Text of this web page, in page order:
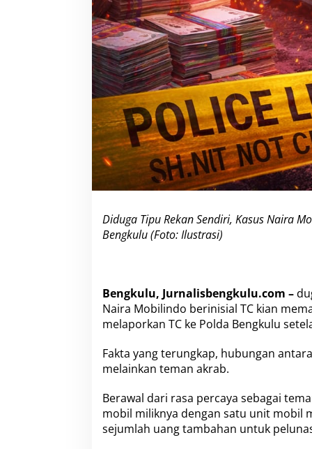
b
a
n
B
a
r
u
L
a
p
o
r
k
e
P
d
a
k
u
l
Diduga Tipu Rekan Sendiri, Kasus Naira
Bengkulu (Foto: Ilustrasi)
Bengkulu, Jurnalisbengkulu.com –
Naira Mobilindo berinisial TC kian
melaporkan TC ke Polda Bengkulu
Fakta yang terungkap, hubungan
melainkan teman akrab.
Berawal dari rasa percaya sebagai
mobil miliknya dengan satu unit mobil
sejumlah uang tambahan untuk